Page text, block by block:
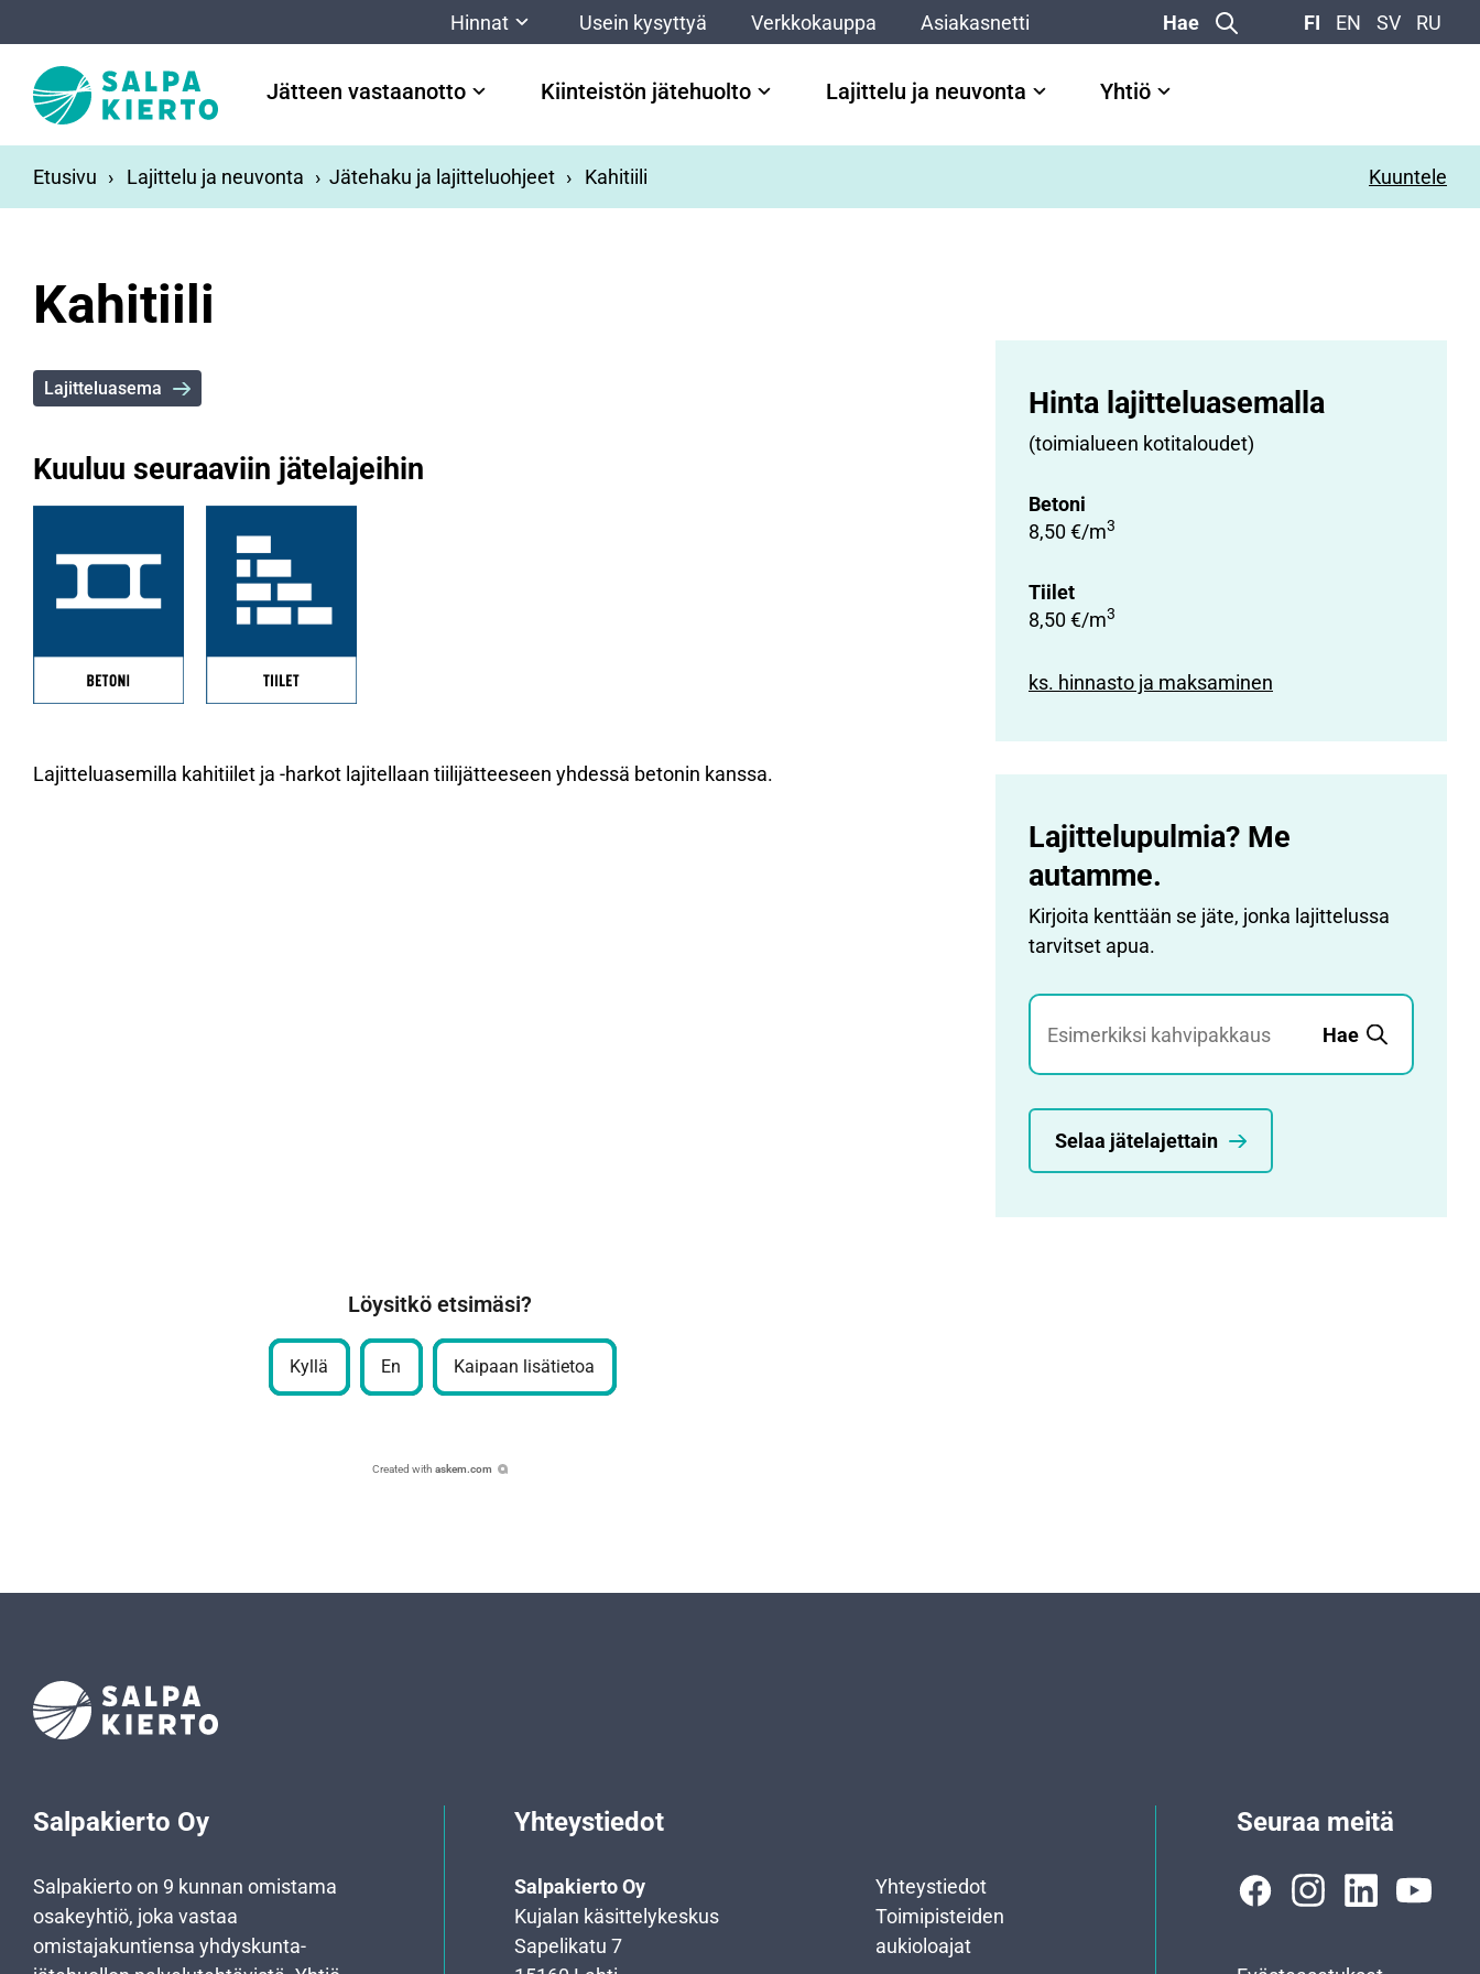
Hinnat Usein kysyttyä Verkkokauppa Asiakasnetti Hae FI EN SV RU
Jätteen vastaanotto Kiinteistön jätehuolto Lajittelu ja neuvonta Yhtiö
Etusivu Lajittelu ja neuvonta Jätehaku ja lajitteluohjeet Kahitiili Kuuntele
Kahitiili
Lajitteluasema
Kuuluu seuraaviin jätelajeihin
Lajitteluasemilla kahitiilet ja -harkot lajitellaan tiilijätteeseen yhdessä betonin kanssa.
Hinta lajittelu­asemalla
(toimialueen kotitaloudet)
Betoni
8,50 €/m3
Tiilet
8,50 €/m3
ks. hinnasto ja maksaminen
Lajittelupulmia? Me
autamme.
Kirjoita kenttään se jäte, jonka lajittelussa
tarvitset apua.
Jätehaku
Hae
Selaa jätelajettain
Löysitkö etsimäsi?
Kyllä En Kaipaan lisätietoa
Created with askem.com
Salpakierto Oy
Salpakierto on 9 kunnan omistama
osakeyhtiö, joka vastaa
omistajakuntiensa yhdyskunta­
Yhteystiedot
Salpakierto Oy
Kujalan käsittelykeskus
Sapelikatu 7
Yhteystiedot
Toimipisteiden
aukioloajat
Seuraa meitä